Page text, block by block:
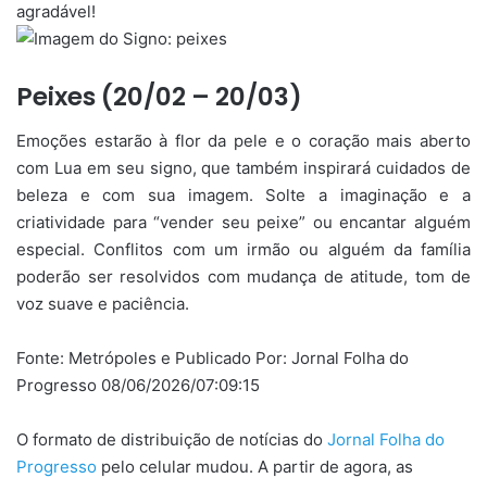
agradável!
Peixes (20/02 – 20/03)
Emoções estarão à flor da pele e o coração mais aberto
com Lua em seu signo, que também inspirará cuidados de
beleza e com sua imagem. Solte a imaginação e a
criatividade para “vender seu peixe” ou encantar alguém
especial. Conflitos com um irmão ou alguém da família
poderão ser resolvidos com mudança de atitude, tom de
voz suave e paciência.
Fonte: Metrópoles e Publicado Por: Jornal Folha do
Progresso 08/06/2026/07:09:15
O formato de distribuição de notícias do Jornal Folha do
Progresso pelo celular mudou. A partir de agora, as